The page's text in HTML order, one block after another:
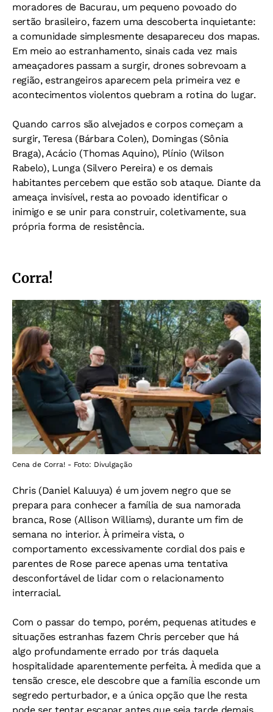
moradores de Bacurau, um pequeno povoado do
sertão brasileiro, fazem uma descoberta inquietante:
a comunidade simplesmente desapareceu dos mapas.
Em meio ao estranhamento, sinais cada vez mais
ameaçadores passam a surgir, drones sobrevoam a
região, estrangeiros aparecem pela primeira vez e
acontecimentos violentos quebram a rotina do lugar.
Quando carros são alvejados e corpos começam a
surgir, Teresa (Bárbara Colen), Domingas (Sônia
Braga), Acácio (Thomas Aquino), Plínio (Wilson
Rabelo), Lunga (Silvero Pereira) e os demais
habitantes percebem que estão sob ataque. Diante da
ameaça invisível, resta ao povoado identificar o
inimigo e se unir para construir, coletivamente, sua
própria forma de resistência.
Corra!
Cena de Corra! - Foto: Divulgação
Chris (Daniel Kaluuya) é um jovem negro que se
prepara para conhecer a família de sua namorada
branca, Rose (Allison Williams), durante um fim de
semana no interior. À primeira vista, o
comportamento excessivamente cordial dos pais e
parentes de Rose parece apenas uma tentativa
desconfortável de lidar com o relacionamento
interracial.
Com o passar do tempo, porém, pequenas atitudes e
situações estranhas fazem Chris perceber que há
algo profundamente errado por trás daquela
hospitalidade aparentemente perfeita. À medida que a
tensão cresce, ele descobre que a família esconde um
segredo perturbador, e a única opção que lhe resta